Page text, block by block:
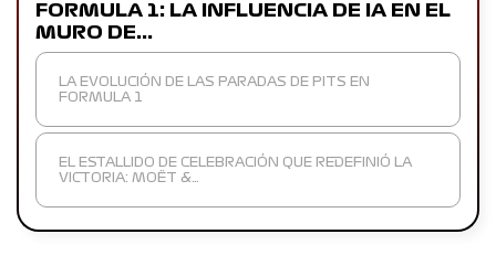
FORMULA 1: LA INFLUENCIA DE IA EN EL
MURO DE…
LA EVOLUCIÓN DE LAS PARADAS DE PITS EN
FORMULA 1
EL ESTALLIDO DE CELEBRACIÓN QUE REDEFINIÓ LA
VICTORIA: MOËT &…